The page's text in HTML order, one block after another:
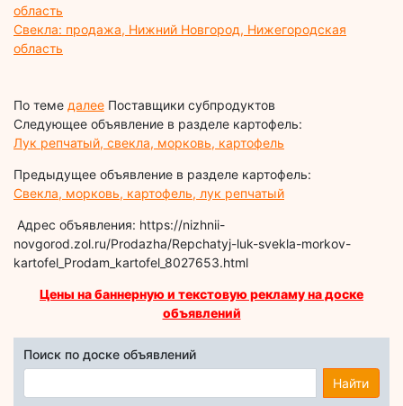
область
Свекла: продажа, Нижний Новгород, Нижегородская
область
По теме далее Поставщики субпродуктов
Следующее объявление в разделе картофель:
Лук репчатый, свекла, морковь, картофель
Предыдущее объявление в разделе картофель:
Свекла, морковь, картофель, лук репчатый
Адрес объявления: https://nizhnii-
novgorod.zol.ru/Prodazha/Repchatyj-luk-svekla-morkov-
kartofel_Prodam_kartofel_8027653.html
Цены на баннерную и текстовую рекламу на доске
объявлений
Поиск по доске объявлений
Найти